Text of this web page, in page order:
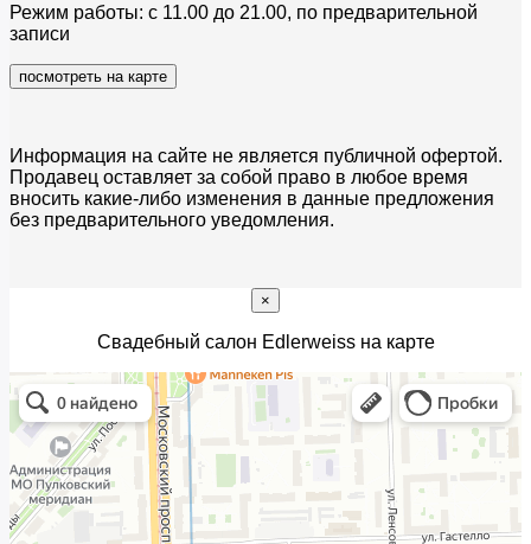
Режим работы: с 11.00 до 21.00, по предварительной
записи
посмотреть на карте
Информация на сайте не является публичной офертой.
Продавец оставляет за собой право в любое время
вносить какие-либо изменения в данные предложения
без предварительного уведомления.
×
Свадебный салон Edlerweiss на карте
Edler Weiss
Свадебный салон в Санкт‑Петербурге
Салон вечерней одежды в Санкт‑Петербурге